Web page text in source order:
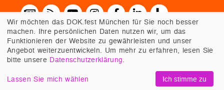
Wir möchten das DOK.fest München für Sie noch besser
machen. Ihre persönlichen Daten nutzen wir, um das
Funktionieren der Website zu gewährleisten und unser
Angebot weiterzuentwickeln. Um mehr zu erfahren, lesen Sie
bitte unsere Datenschutzerklärung.
Lassen Sie mich wählen Ich stimme zu